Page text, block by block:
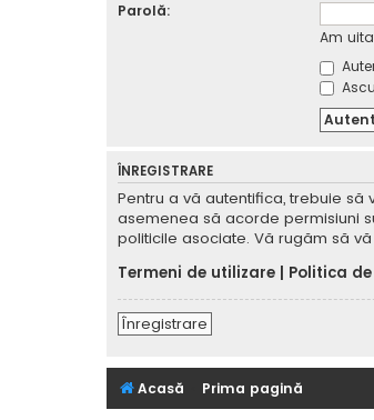
Parolă:
Am
ÎNREGISTRARE
Pentru a vă autentifica, trebuie
asemenea să acorde permisiuni
politicile asociate. Vă rugăm să
Termeni de utilizare
Politica
Înregistrare
Acasă Prima pagină